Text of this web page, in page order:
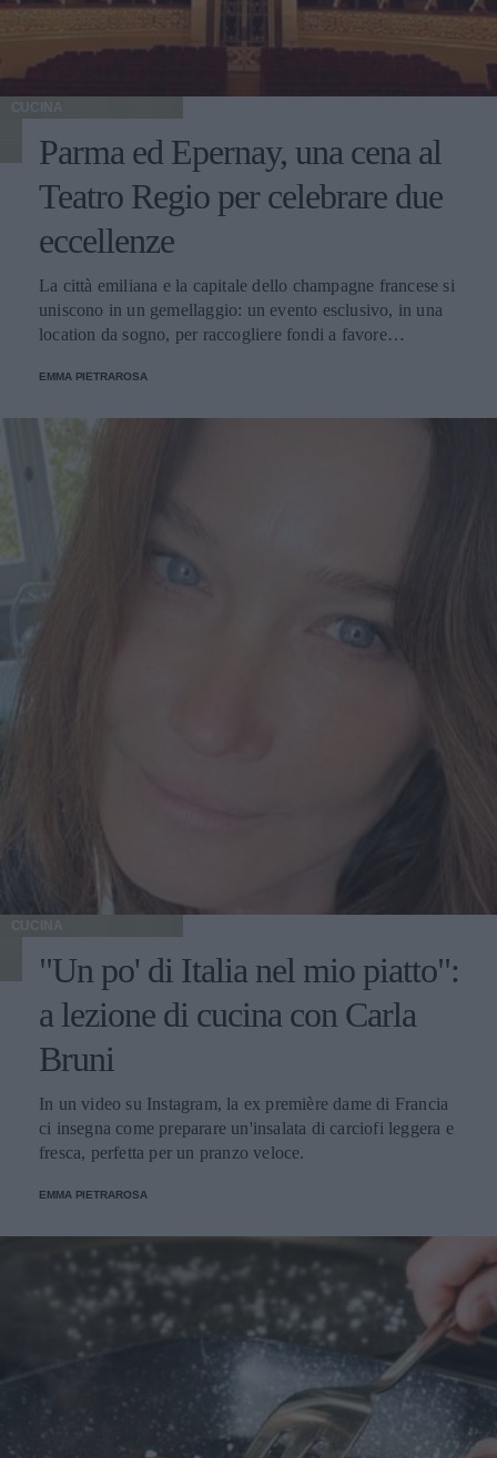
CUCINA
Parma ed Epernay, una cena al
Teatro Regio per celebrare due
eccellenze
La città emiliana e la capitale dello champagne francese si
uniscono in un gemellaggio: un evento esclusivo, in una
location da sogno, per raccogliere fondi a favore
EMMA PIETRAROSA
CUCINA
"Un po' di Italia nel mio piatto":
a lezione di cucina con Carla
Bruni
In un video su Instagram, la ex première dame di Francia
ci insegna come preparare un'insalata di carciofi leggera e
fresca, perfetta per un pranzo veloce.
EMMA PIETRAROSA